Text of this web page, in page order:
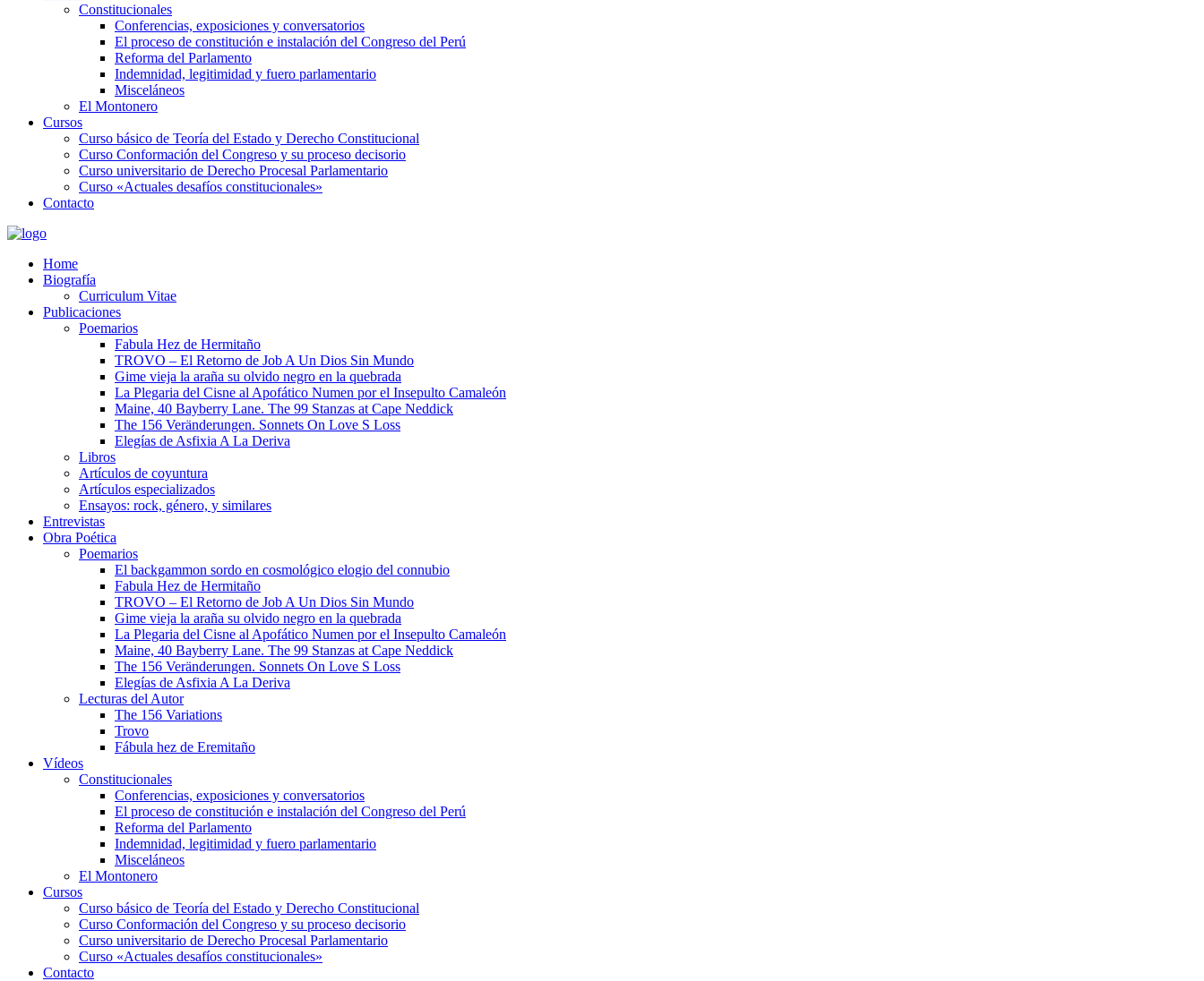
Constitucionales
Conferencias, exposiciones y conversatorios
El proceso de constitución e instalación del Congreso del Perú
Reforma del Parlamento
Indemnidad, legitimidad y fuero parlamentario
Misceláneos
El Montonero
Cursos
Curso básico de Teoría del Estado y Derecho Constitucional
Curso Conformación del Congreso y su proceso decisorio
Curso universitario de Derecho Procesal Parlamentario
Curso «Actuales desafíos constitucionales»
Contacto
Home
Biografía
Curriculum Vitae​
Publicaciones
Poemarios
Fabula Hez de Hermitaño
TROVO – El Retorno de Job A Un Dios Sin Mundo
Gime vieja la araña su olvido negro en la quebrada
La Plegaria del Cisne al Apofático Numen por el Insepulto Camaleón
Maine, 40 Bayberry Lane. The 99 Stanzas at Cape Neddick
The 156 Veränderungen. Sonnets On Love S Loss
Elegías de Asfixia A La Deriva
Libros
Artículos de coyuntura
Artículos especializados
Ensayos: rock, género, y similares
Entrevistas
Obra Poética
Poemarios
El backgammon sordo en cosmológico elogio del connubio
Fabula Hez de Hermitaño
TROVO – El Retorno de Job A Un Dios Sin Mundo
Gime vieja la araña su olvido negro en la quebrada
La Plegaria del Cisne al Apofático Numen por el Insepulto Camaleón
Maine, 40 Bayberry Lane. The 99 Stanzas at Cape Neddick
The 156 Veränderungen. Sonnets On Love S Loss
Elegías de Asfixia A La Deriva
Lecturas del Autor
The 156 Variations
Trovo
Fábula hez de Eremitaño
Vídeos
Constitucionales
Conferencias, exposiciones y conversatorios
El proceso de constitución e instalación del Congreso del Perú
Reforma del Parlamento
Indemnidad, legitimidad y fuero parlamentario
Misceláneos
El Montonero
Cursos
Curso básico de Teoría del Estado y Derecho Constitucional
Curso Conformación del Congreso y su proceso decisorio
Curso universitario de Derecho Procesal Parlamentario
Curso «Actuales desafíos constitucionales»
Contacto